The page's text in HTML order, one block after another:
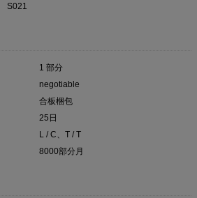
S021
1 部分
negotiable
合板梱包
25日
L / C、T / T
8000部分月